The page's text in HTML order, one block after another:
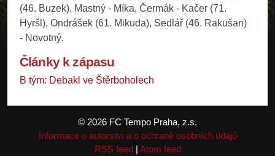
(46. Buzek), Mastný - Míka, Čermák - Kačer (71.
Hyršl), Ondrášek (61. Mikuda), Sedlář (46. Rakušan)
- Novotný.
Články k zápasu
B tým: Debakl ve Štěrboholech
© 2026 FC Tempo Praha, z.s.
Informace o autorství a o ochraně osobních údajů
RSS feed| Atom feed